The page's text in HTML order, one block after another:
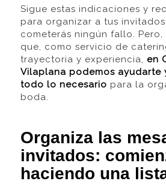
Sigue estas indicaciones y
para organizar a tus
cometerás ningún fallo.
que, como servicio de
trayectoria y experiencia, en
Vilaplana podemos ayudarte
todo lo necesario para la
boda.
Organiza las
invitados:
haciendo una